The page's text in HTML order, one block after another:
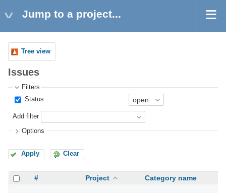
Jump to a project...
Tree view
Issues
Filters
Status
Add filter
Options
Apply Clear
# Project Category name